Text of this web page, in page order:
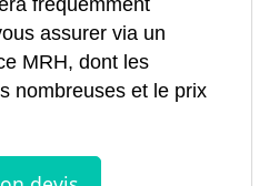
fréquemment
assurer via un
MRH, dont les
nombreuses et le prix